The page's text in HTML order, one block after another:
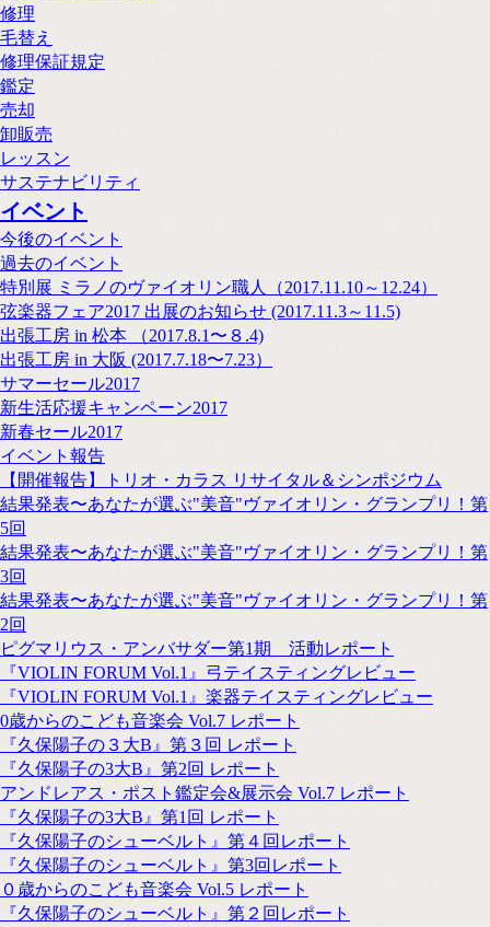
修理
毛替え
修理保証規定
鑑定
売却
卸販売
レッスン
サステナビリティ
イベント
今後のイベント
過去のイベント
特別展 ミラノのヴァイオリン職人（2017.11.10～12.24）
弦楽器フェア2017 出展のお知らせ (2017.11.3～11.5)
出張工房 in 松本 （2017.8.1〜８.4)
出張工房 in 大阪 (2017.7.18〜7.23）
サマーセール2017
新生活応援キャンペーン2017
新春セール2017
イベント報告
【開催報告】トリオ・カラス リサイタル＆シンポジウム
結果発表〜あなたが選ぶ"美音"ヴァイオリン・グランプリ！第
5回
結果発表〜あなたが選ぶ"美音"ヴァイオリン・グランプリ！第
3回
結果発表〜あなたが選ぶ"美音"ヴァイオリン・グランプリ！第
2回
ピグマリウス・アンバサダー第1期 活動レポート
『VIOLIN FORUM Vol.1』弓テイスティングレビュー
『VIOLIN FORUM Vol.1』楽器テイスティングレビュー
0歳からのこども音楽会 Vol.7 レポート
『久保陽子の３大B』第３回 レポート
『久保陽子の3大B』第2回 レポート
アンドレアス・ポスト鑑定会&展示会 Vol.7 レポート
『久保陽子の3大B』第1回 レポート
『久保陽子のシューベルト』第４回レポート
『久保陽子のシューベルト』第3回レポート
０歳からのこども音楽会 Vol.5 レポート
『久保陽子のシューベルト』第２回レポート